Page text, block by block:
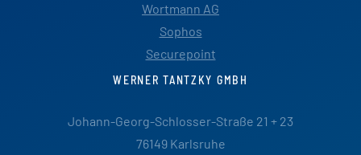
Wortmann AG
Sophos
Securepoint
WERNER TANTZKY GMBH
Johann-Georg-Schlosser-Straße 21 + 23
76149 Karlsruhe